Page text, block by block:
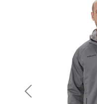
Previous